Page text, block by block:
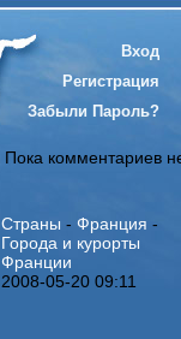
Вход
Регистрация
Забыли Пароль?
Пока комментариев
Страны - Франция -
Города и курорты
Франции
2008-05-20 09:11